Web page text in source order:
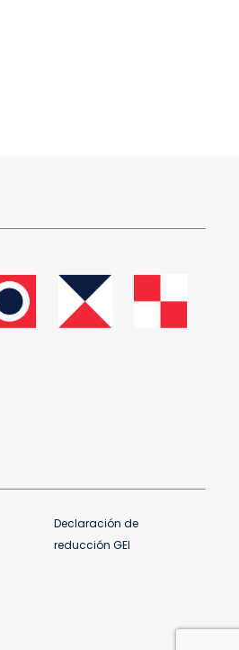
Declaración de
reducción GEI